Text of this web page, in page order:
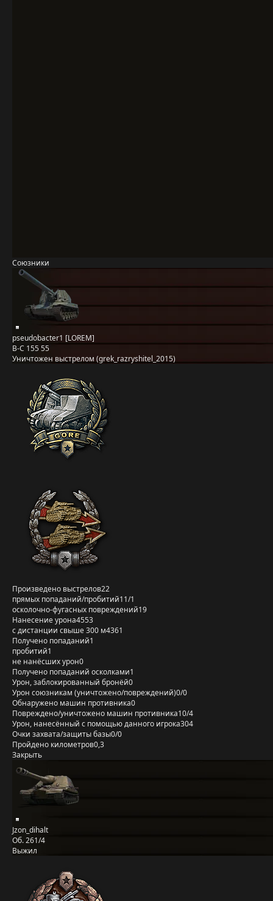
Союзники
pseudobacter1 [LOREM]
B-C 155 55
Уничтожен выстрелом (grek_razryshitel_2015)
Произведено выстрелов22
прямых попаданий/пробитий11/1
осколочно-фугасных повреждений19
Нанесение урона4553
с дистанции свыше 300 м4361
Получено попаданий1
пробитий1
не нанёсших урон0
Получено попаданий осколками1
Урон, заблокированный бронёй0
Урон союзникам (уничтожено/повреждений)0/0
Обнаружено машин противника0
Повреждено/уничтожено машин противника10/4
Урон, нанесённый с помощью данного игрока304
Очки захвата/защиты базы0/0
Пройдено километров0,3
Закрыть
Jzon_dihalt
Об. 261/4
Выжил